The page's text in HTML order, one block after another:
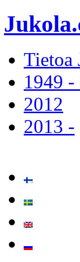
Tietoa
1949 -
2012
2013 -